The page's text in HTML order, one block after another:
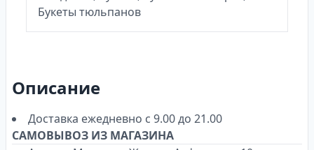
Букеты тюльпанов
Описание
Доставка ежедневно с 9.00 до 21.00
САМОВЫВОЗ ИЗ МАГАЗИНА